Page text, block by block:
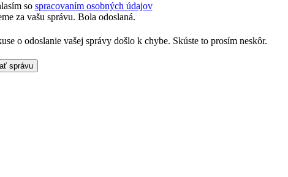
so spracovaním osobných údajov
za vašu správu. Bola odoslaná.
o odoslanie vašej správy došlo k chybe. Skúste to prosím neskôr.
správu